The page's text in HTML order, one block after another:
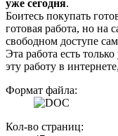
уже сегодня.
Боитесь покупать
готовая работа, но на
свободном доступе
Эта работа есть
эту работу в
Формат файла:
Кол-во страниц: